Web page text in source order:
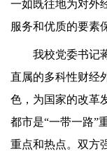
一如既往地为对外
服务和优质的要素
我校党委书记
直属的多科性财经
色，为国家的改革
都市是“一带一路”
重点和热点。双方